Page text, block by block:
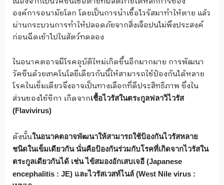
องค์การอนามัยโลก โดยเป็นการนำเชื้อไวรัสมาทำให้ตาย แล้ว
ผ่านกระบวนการทำให้ปลอดภัยจากสิ่งเจือปนไม่พึงประสงค์
ก่อนฉีดเข้าไปในสัตว์ทดลอง
ในอนาคตอาจมีโรคอุบัติใหม่เกิดขึ้นอีกมากมาย การพัฒนา
วัคซีนด้วยเทคโนโลยีเดียวกันนี้ให้สามารถใช้ป้องกันได้หลาย
โรคในเข็มเดียวจึงอาจเป็นทางเลือกที่ดีประสิทธิภาพ ซึ่งใน
ส่วนของไข้ซิกา เกิดจากเชื้อไวรัสในตระกูลฟลาวิไวรัส
(Flavivirus)
ดังนั้นในอนาคตอาจพัฒนาให้สามารถใช้ป้องกันไวรัสหลาย
ชนิดในเข็มเดียวกัน นั่นคือป้องกันร่วมกับโรคที่เกิดจากไวรัสใน
ตระกูลเดียวกันได้ เช่น ไข้สมองอักเสบเจอี (Japanese
encephalitis : JE) และไวรัสเวสท์ไนล์ (West Nile virus :